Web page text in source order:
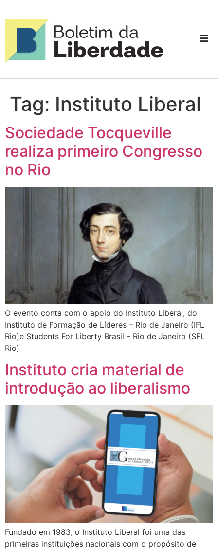
Tag: Instituto Liberal
Sociedade Tocqueville
realiza primeiro Congresso
no Rio
O evento conta com o apoio do Instituto Liberal, do
Instituto de Formação de Líderes – Rio de Janeiro (IFL
Rio)e Students For Liberty Brasil – Rio de Janeiro (SFL
Rio)
Instituto cria material de
introdução ao liberalismo
Fundado em 1983, o Instituto Liberal foi uma das
primeiras instituições nacionais com o propósito de